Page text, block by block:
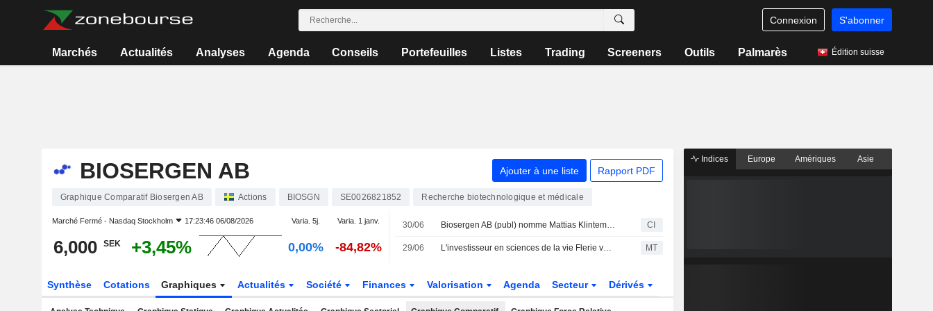
Connexion S'abonner
Marchés Actualités Analyses Agenda Conseils Portefeuilles Listes Trading Screeners Outils Palmarès Édition suisse
BIOSERGEN AB Ajouter à une liste Rapport PDF
Graphique Comparatif Biosergen AB Actions BIOSGN SE0026821852 Recherche biotechnologique et médicale
Marché Fermé - Nasdaq Stockholm 17:23:46 06/08/2026 Varia. 5j. Varia. 1 janv.
6,000 SEK +3,45% 0,00% -84,82%
30/06 Biosergen AB (publ) nomme Mattias Klintemar à la présidence du conseil d'administration CI
29/06 L'investisseur en sciences de la vie Flerie va acquérir Biosergen MT
Synthèse Cotations Graphiques Actualités Société Finances Valorisation Agenda Secteur Dérivés
Indices Europe Amériques Asie